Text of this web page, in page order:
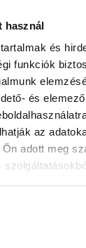
használ
és
funkciók
és
az
adott meg
további